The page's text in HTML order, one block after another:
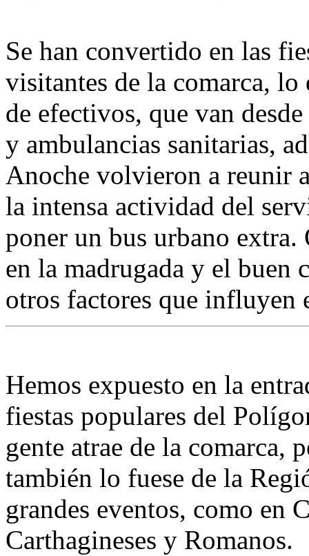
Se han convertido en las
visitantes de la comarca,
de efectivos, que van
y ambulancias sanitarias,
Anoche volvieron a reunir
la intensa actividad del
poner un bus urbano extra.
en la madrugada y el buen
otros factores que influyen
Hemos expuesto en la
fiestas populares del
gente atrae de la comarca,
también lo fuese de la
grandes eventos, como en
Carthagineses y Romanos.